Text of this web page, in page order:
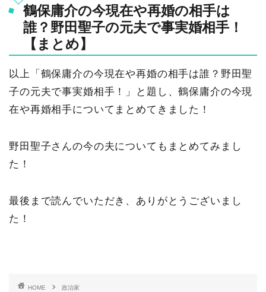
鶴保庸介の今現在や再婚の相手は
誰？野田聖子の元夫で事実婚相手！
【まとめ】
以上「鶴保庸介の今現在や再婚の相手は誰？野田聖
子の元夫で事実婚相手！」と題し、鶴保庸介の今現
在や再婚相手についてまとめてきました！
野田聖子さんの今の夫についてもまとめてみまし
た！
最後まで読んでいただき、ありがとうございまし
た！
HOME
政治家